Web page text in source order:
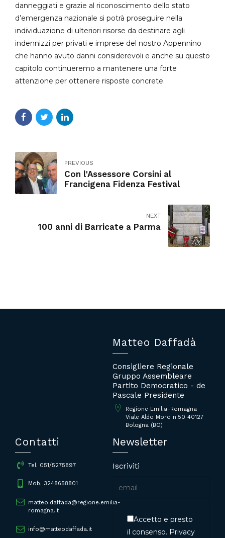
danneggiati e grazie al riconoscimento dello stato
d’emergenza nazionale si potrà proseguire nella
individuazione di ulteriori risorse da destinare agli
indennizzi per privati e imprese del nostro Appennino
che hanno avuto danni considerevoli e anche su questo
capitolo continueremo a mantenere una forte
attenzione per ottenere risposte concrete.
PREVIOUS
Con l'Assessore Corsini al
Francigena Fidenza Festival
NEXT
100 anni di Barricate a Parma
Matteo Daffadà
Consigliere Regionale
Gruppo Assembleare
Partito Democratico - de
Pascale Presidente
Regione Emilia-Romagna
Viale Aldo Moro n.50 40127
Bologna (BO)
Contatti
Tel. 051/5275897
Mob. 3248658801
matteo.daffada@regione.emilia-
romagna.it
info@matteodaffada.it
Newsletter
Iscriviti
Accetto e presto
il consenso. Privacy